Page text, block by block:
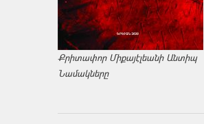
Քրիտափոր Միքայէլեանի Անտիպ
Նամակները